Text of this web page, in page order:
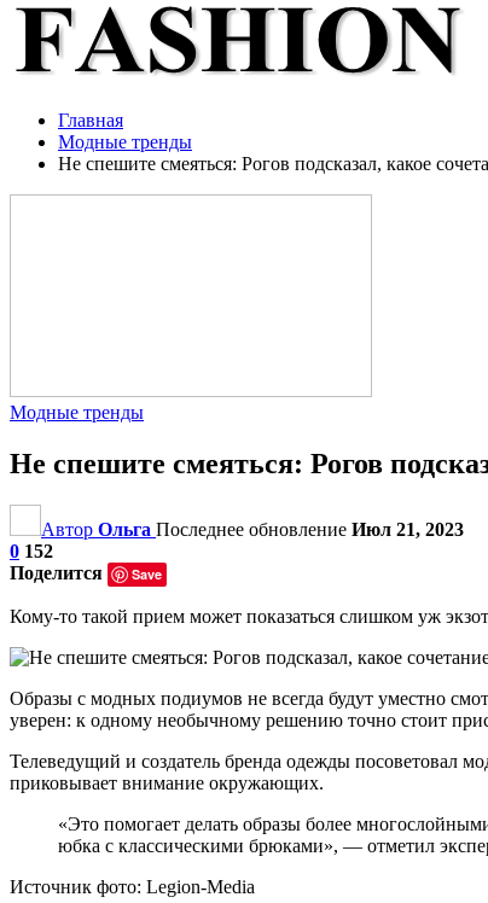
Главная
Модные тренды
Не спешите смеяться: Рогов подсказал, какое
Модные тренды
Не спешите смеяться: Рогов
Автор Ольга Последнее обновление Июл 21, 2023
0 152
Поделится
Save
Кому-то такой прием может показаться слишком уж
Образы с модных подиумов не всегда будут уместно
уверен: к одному необычному решению точно стоит
Телеведущий и создатель бренда одежды посоветовал
приковывает внимание окружающих.
«Это помогает делать образы более
юбка с классическими брюками», — отметил
Источник фото: Legion-Media